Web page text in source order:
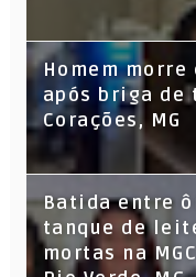
Homem
após briga de
Corações, MG
Batida entre
tanque de
mortas na